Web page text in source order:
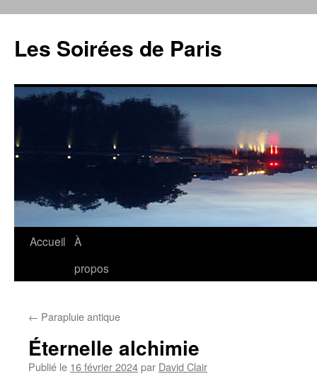
contenu
Les Soirées de Paris
Accueil À
propos
← Parapluie antique
Éternelle alchimie
Publié le 16 février 2024par David Clair